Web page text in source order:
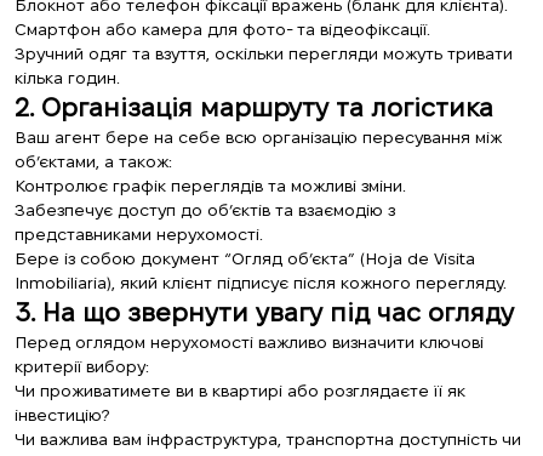
Блокнот або телефон фіксації вражень (бланк для клієнта).
Смартфон або камера для фото- та відеофіксації.
Зручний одяг та взуття, оскільки перегляди можуть тривати
кілька годин.
2. Організація маршруту та логістика
Ваш агент бере на себе всю організацію пересування між
об’єктами, а також:
Контролює графік переглядів та можливі зміни.
Забезпечує доступ до об’єктів та взаємодію з
представниками нерухомості.
Бере із собою документ “Огляд об’єкта” (Hoja de Visita
Inmobiliaria), який клієнт підписує після кожного перегляду.
3. На що звернути увагу під час огляду
Перед оглядом нерухомості важливо визначити ключові
критерії вибору:
Чи проживатимете ви в квартирі або розглядаєте її як
інвестицію?
Чи важлива вам інфраструктура, транспортна доступність чи